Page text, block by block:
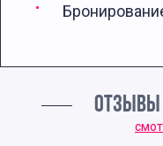
ОТЗЫВЫ